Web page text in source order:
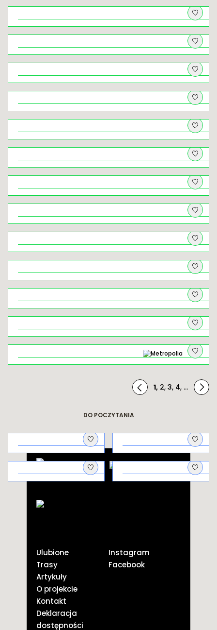
Architektki. Herstorie budynków
zaprojektowanych przez kobiety
Niezwykłe Jezioro Rożnowskie
Z psem w krainę wapiennych skał –
wędrówka dookoła Nielepic i przez
Dolinę Brzoskwinki
Nowy Sącz – między rzekami, między
dawniej a dziś
Z psem na Lubomir, Łysinę i Trzy
Kopce. I panorama, po którą wraca się
jak po oddech
Natura pod dachem – przyrodniczy
Kraków na niepogodę
Świat ukryty ‒ krużganki klasztorów
krakowskich
Kryminalny Kraków (18+). Spacer
tropem najsłynniejszych zbrodni w
dziejach miasta
Rowerem z widokami – wycieczka
rowerowa przez Dolinki Krakowskie
Rabka-Zdrój – od muzealnych
skarbów po zbójeckie legendy
Brzankowe zjazdy i podjazdy
Żegiestów – uzdrowisko, które
ponownie zaczyna istnieć
Rowerem przez Ciężkowicko–
Rożnowski Park Krajobrazowy
1, 2, 3, 4, ...
DO POCZYTANIA
Architektura
uzdrowiskowa
Na piknik!
Galicyjscy
odkrycie
Kto co pierwszy
Ulubione
Trasy
Artykuły
O projekcie
Kontakt
Deklaracja
dostępności
Instagram
Facebook